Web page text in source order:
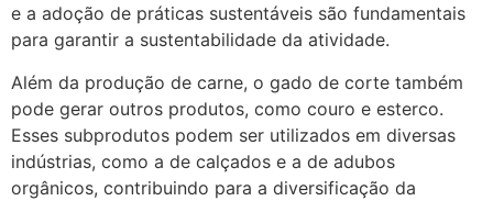
e a adoção de práticas sustentáveis são fundamentais
para garantir a sustentabilidade da atividade.
Além da produção de carne, o gado de corte também
pode gerar outros produtos, como couro e esterco.
Esses subprodutos podem ser utilizados em diversas
indústrias, como a de calçados e a de adubos
orgânicos, contribuindo para a diversificação da